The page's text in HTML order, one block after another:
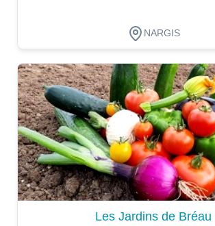
NARGIS
Dégustation
Les Jardins de Bréau